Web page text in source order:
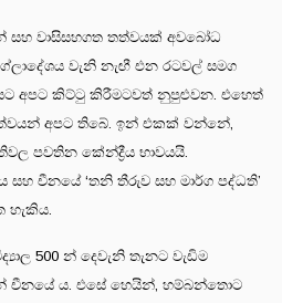
සහ වාසිසහගත තත්වයක් අවබෝධ
වැනි නැඟී එන රටවල් සමග
අපට කිට්ටු කිරීමටවත් නුපුළුවන. එහෙත්
අපට තිබේ. ඉන් එකක් වන්නේ,
පවතින කේන්ද්‍රීය භාවයයි.
සහ චීනයේ ‘තනි තීරුව සහ මාර්ග පද්ධති’
හැකිය.
500 න් දෙවැනි තැනට වැඩිම
චීනයේ ය. එසේ හෙයින්, හම්බන්තොට